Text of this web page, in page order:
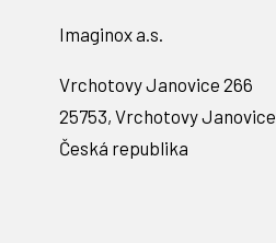
Imaginox a.s.
Vrchotovy Janovice 266
25753, Vrchotovy Janovice
Česká republika